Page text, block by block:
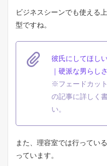
ラ
フ
2.4
ロ
対
策
も
ビジネスシーンでも使える
型ですね。
彼氏にしてほし
｜硬派な男らし
※フェードカッ
の記事に詳しく
い。
また、理容室では行ってい
っています。